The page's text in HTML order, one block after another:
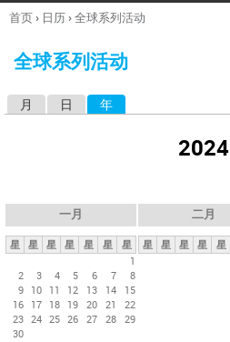
你
这
首页› 日历›全球系列活动
全球系列活动
月 日 年
2024
一月
星 星 星 星 星 星
星
1
2
3 4 5 6 7
8
9 10 11 12 13 14
15
16 17 18 19 20 21
22
23 24 25 26 27 28 29
30
二月
星 星 星 星 星